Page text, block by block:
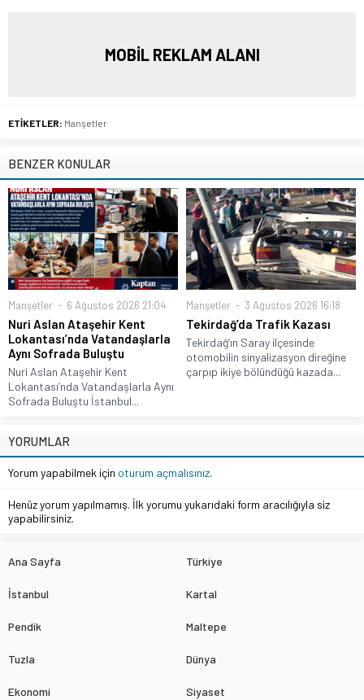
MOBİL REKLAM ALANI
ETİKETLER: Manşetler
BENZER KONULAR
Manşetler 6 Ağustos 2026 21:04
Nuri Aslan Ataşehir Kent
Lokantası’nda Vatandaşlarla
Aynı Sofrada Buluştu
Nuri Aslan Ataşehir Kent
Lokantası’nda Vatandaşlarla Aynı
Sofrada Buluştu İstanbul...
Manşetler 3 Ağustos 2026 16:18
Tekirdağ’da Trafik Kazası
Tekirdağ’ın Saray ilçesinde
otomobilin sinyalizasyon direğine
çarpıp ikiye bölündüğü kazada...
YORUMLAR
Yorum yapabilmek için oturum açmalısınız.
Henüz yorum yapılmamış. İlk yorumu yukarıdaki form aracılığıyla siz
yapabilirsiniz.
Ana Sayfa Türkiye
İstanbul Kartal
Pendik Maltepe
Tuzla Dünya
Ekonomi Siyaset